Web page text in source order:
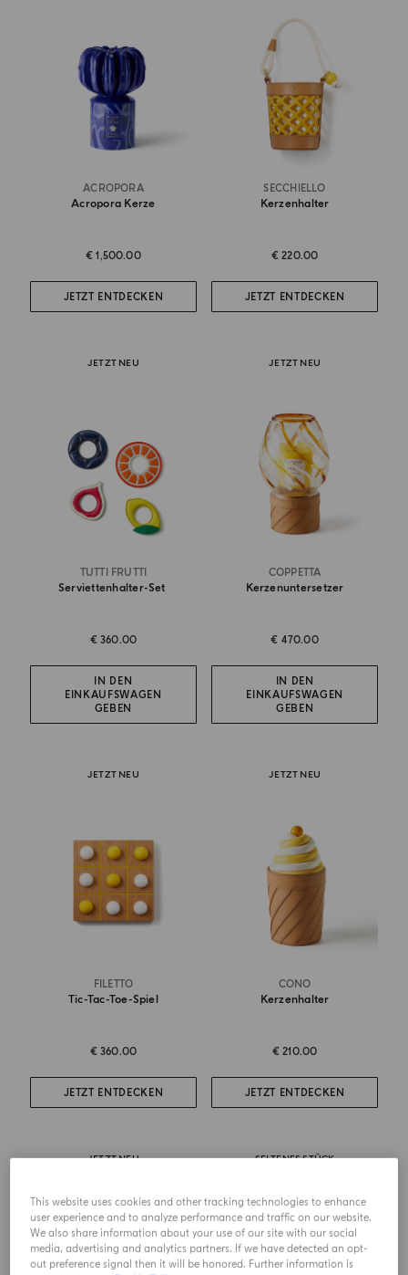
ACROPORA
Acropora Kerze
€ 1,500.00
JETZT ENTDECKEN
SECCHIELLO
Kerzenhalter
€ 220.00
JETZT ENTDECKEN
JETZT NEU
TUTTI FRUTTI
Serviettenhalter-Set
€ 360.00
IN DEN
EINKAUFSWAGEN
GEBEN
JETZT NEU
COPPETTA
Kerzenuntersetzer
€ 470.00
IN DEN
EINKAUFSWAGEN
GEBEN
JETZT NEU
FILETTO
Tic-Tac-Toe-Spiel
€ 360.00
JETZT ENTDECKEN
JETZT NEU
CONO
Kerzenhalter
€ 210.00
JETZT ENTDECKEN
JETZT NEU SELTENES STÜCK
This website uses cookies and other tracking technologies to enhance
user experience and to analyze performance and traffic on our website.
We also share information about your use of our site with our social
media, advertising and analytics partners. If we have detected an opt-
out preference signal then it will be honored. Further information is